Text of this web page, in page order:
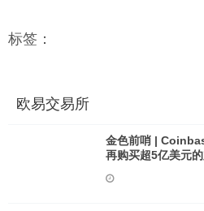
标签：
欧易交易所
金色前哨 |
再购买超5亿美元